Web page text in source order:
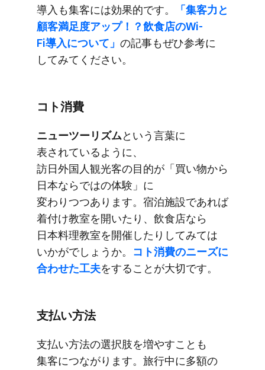
導入も​集客には​効果的です。
​「集客力と​
顧客満足度アップ！？​飲食店の​Wi-
Fi導入に​ついて」 の​記事も​ぜひ参考に​
してみてください。
コト消費
ニューツーリズムと​いう​言葉に​
表されているように、​
訪日外国人観光客の​目的が​「買い物から​
日本ならではの​体験」に​
変わりつつあります。​宿泊施設で​あれば​
着付け教室を​開いたり、​飲食店なら​
日本料理教室を​開催したりしてみては​
いかがでしょうか。 ​コト消費の​ニーズに​
合わせた​工夫を​する​ことが​大切です。
支払い方​法
支払い方​法の​選択肢を​増やすことも​
集客に​つながります。​旅行中に​多額の​